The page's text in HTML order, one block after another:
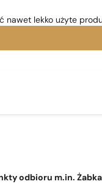
nawet lekko użyte
odbioru m.in.